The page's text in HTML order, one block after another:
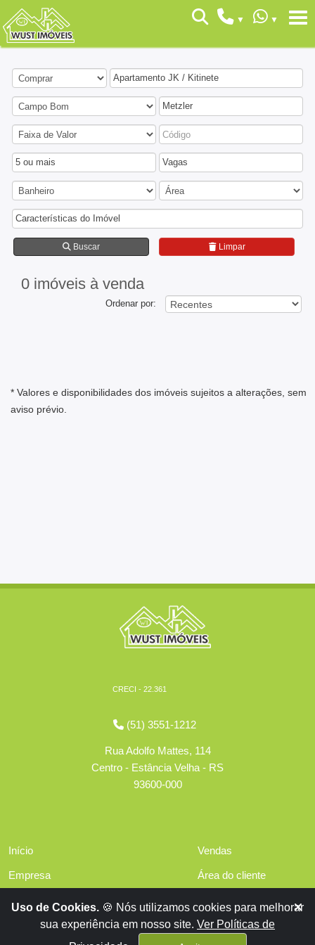
Apartamento JK / Kitinete
Metzler
5 ou mais Vagas
Características do Imóvel
Buscar Limpar
0 imóveis à venda
Ordenar por:
* Valores e disponibilidades dos imóveis sujeitos a alterações, sem
aviso prévio.
CRECI - 22.361
(51) 3551-1212
Rua Adolfo Mattes, 114
Centro - Estância Velha - RS
93600-000
Início
Empresa
Financiamentos
Vendas
Área do cliente
Contato
Uso de Cookies. 🍪 Nós utilizamos cookies para melhorar
sua experiência em nosso site. Ver Políticas de